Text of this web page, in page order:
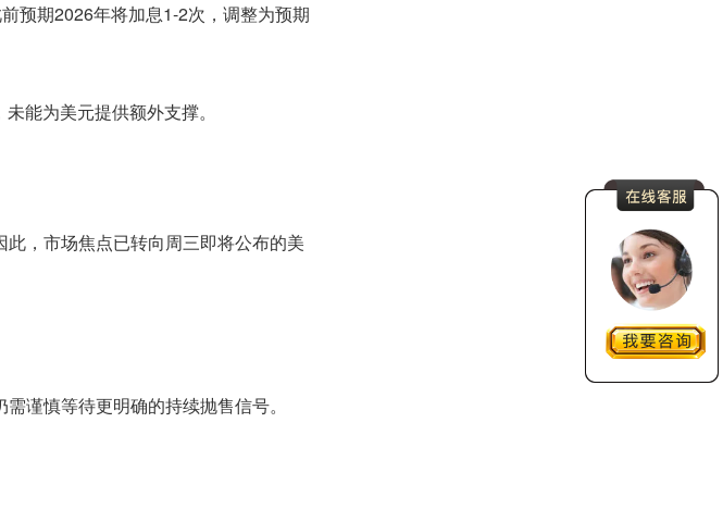
预期2026年将加息1-2次，调整为预期
能为美元提供额外支撑。
，市场焦点已转向周三即将公布的美
谨慎等待更明确的持续抛售信号。